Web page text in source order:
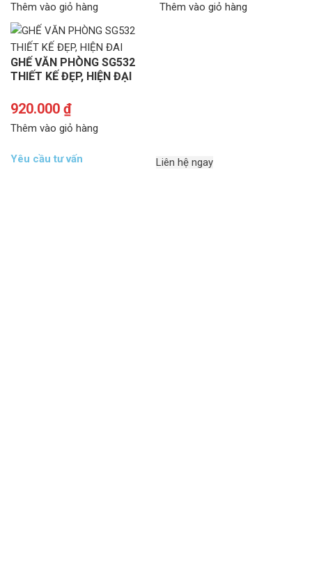
Thêm vào giỏ hàng Thêm vào giỏ hàng
GHẾ VĂN PHÒNG SG532
THIẾT KẾ ĐẸP, HIỆN ĐẠI
920.000 ₫
Thêm vào giỏ hàng
Yêu cầu tư vấn Liên hệ ngay